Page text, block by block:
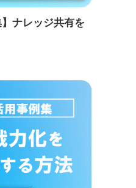
ナレッジ共有を